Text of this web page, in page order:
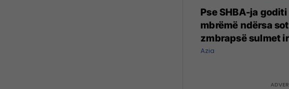
Pse SHBA-ja
mbrëmë ndërsa
zmbrapsë sulmet
Azia